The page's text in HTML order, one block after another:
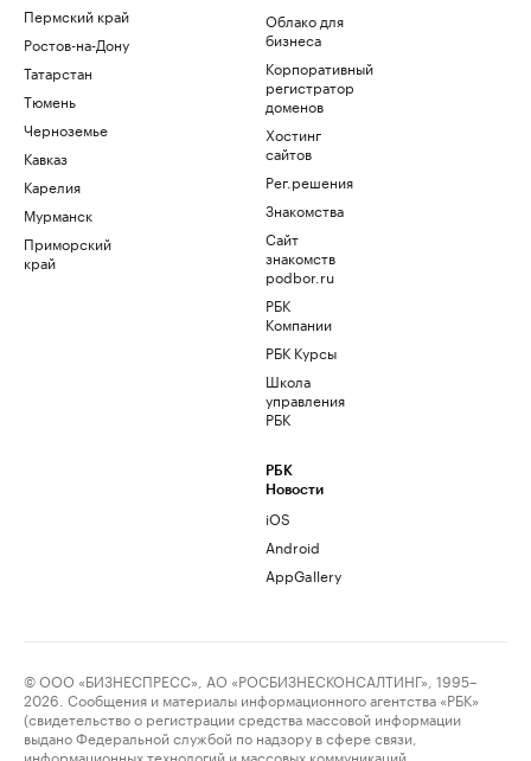
Пермский край
Ростов-на-Дону
Татарстан
Тюмень
Черноземье
Кавказ
Карелия
Мурманск
Приморский
край
Облако для
бизнеса
Корпоративный
регистратор
доменов
Хостинг
сайтов
Рег.решения
Знакомства
Сайт
знакомств
podbor.ru
РБК
Компании
РБК Курсы
Школа
управления
РБК
РБК
Новости
iOS
Android
AppGallery
© ООО «БИЗНЕСПРЕСС», АО «РОСБИЗНЕСКОНСАЛТИНГ», 1995–
2026. Сообщения и материалы информационного агентства «РБК»
(свидетельство о регистрации средства массовой информации
выдано Федеральной службой по надзору в сфере связи,
информационных технологий и массовых коммуникаций